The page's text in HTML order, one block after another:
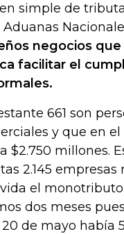
simple de
negocios que
facilitar el
661 son
y que en el
$2.750 millones.
2.145 empresas
el
dos meses
de mayo había